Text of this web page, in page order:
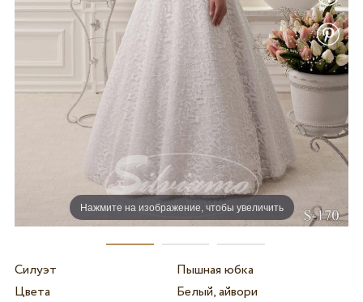
Нажмите на изображение, чтобы увеличить
Силуэт
Пышная юбка
Цвета
Белый, айвори